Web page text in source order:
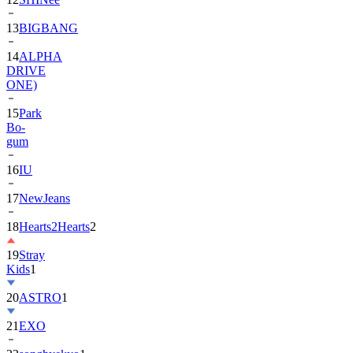
13BIGBANG
14ALPHA
DRIVE
ONE)
15Park
Bo-
gum
16IU
17NewJeans
18Hearts2Hearts2
19Stray
Kids1
20ASTRO1
21EXO